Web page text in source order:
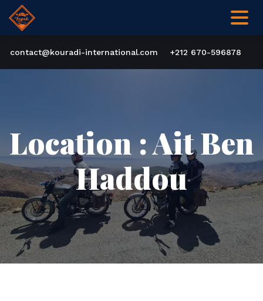
contact@kouradi-international.com +212 670-596878
Location :Ait Ben
Haddou